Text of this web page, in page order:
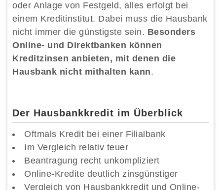
oder Anlage von Festgeld, alles erfolgt bei
einem Kreditinstitut. Dabei muss die Hausbank
nicht immer die günstigste sein. Besonders
Online- und Direktbanken können
Kreditzinsen anbieten, mit denen die
Hausbank nicht mithalten kann.
Der Hausbankkredit im Überblick
Oftmals Kredit bei einer Filialbank
Im Vergleich relativ teuer
Beantragung recht unkompliziert
Online-Kredite deutlich zinsgünstiger
Vergleich von Hausbankkredit und Online-